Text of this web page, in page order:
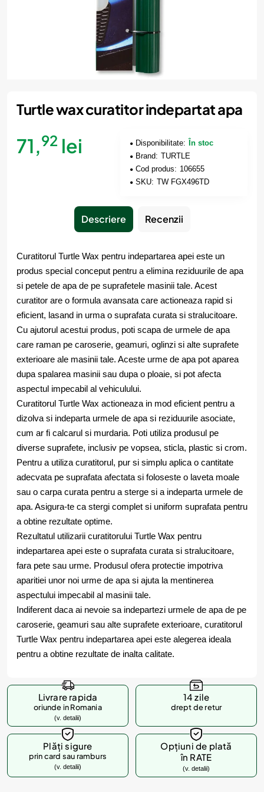
Turtle wax curatitor indepartat apa
71,92 lei Disponibilitate:
În stoc
Brand: TURTLE
Cod produs: 106655
SKU: TW FGX496TD
Descriere Recenzii
Curatitorul Turtle Wax pentru indepartarea apei este un
produs special conceput pentru a elimina reziduurile de apa
si petele de apa de pe suprafetele masinii tale. Acest
curatitor are o formula avansata care actioneaza rapid si
eficient, lasand in urma o suprafata curata si stralucitoare.
Cu ajutorul acestui produs, poti scapa de urmele de apa
care raman pe caroserie, geamuri, oglinzi si alte suprafete
exterioare ale masinii tale. Aceste urme de apa pot aparea
dupa spalarea masinii sau dupa o ploaie, si pot afecta
aspectul impecabil al vehiculului.
Curatitorul Turtle Wax actioneaza in mod eficient pentru a
dizolva si indeparta urmele de apa si reziduurile asociate,
cum ar fi calcarul si murdaria. Poti utiliza produsul pe
diverse suprafete, inclusiv pe vopsea, sticla, plastic si crom.
Pentru a utiliza curatitorul, pur si simplu aplica o cantitate
adecvata pe suprafata afectata si foloseste o laveta moale
sau o carpa curata pentru a sterge si a indeparta urmele de
apa. Asigura-te ca stergi complet si uniform suprafata pentru
a obtine rezultate optime.
Rezultatul utilizarii curatitorului Turtle Wax pentru
indepartarea apei este o suprafata curata si stralucitoare,
fara pete sau urme. Produsul ofera protectie impotriva
aparitiei unor noi urme de apa si ajuta la mentinerea
aspectului impecabil al masinii tale.
Indiferent daca ai nevoie sa indepartezi urmele de apa de pe
caroserie, geamuri sau alte suprafete exterioare, curatitorul
Turtle Wax pentru indepartarea apei este alegerea ideala
pentru a obtine rezultate de inalta calitate.
Livrare rapida
oriunde in Romania
(v. detalii)
14 zile
drept de retur
Plăți sigure
prin card sau ramburs
(v. detalii)
Opțiuni de plată
în RATE
(v. detalii)